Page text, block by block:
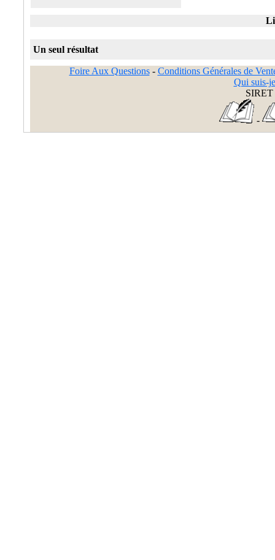
Un seul résultat
Foire Aux Questions- Conditions Générales de
Qui suis-
SIRET
-